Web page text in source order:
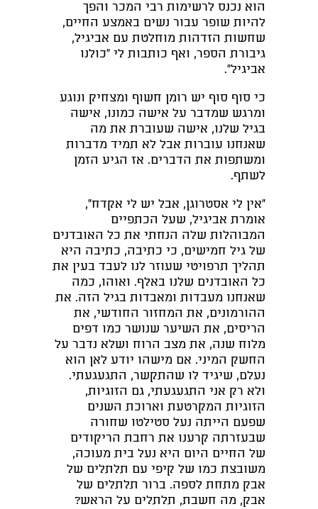
הוא נכנס לרשימות רבי המכר והפך
להיות שופר עבור נשים באמצע החיים,
שחשות הזדהות מוחלטת עם אביגיל,
גיבורת הספר, ואף כותבות לי "כולנו
אביגיל".
כי סוף סוף יש רומן חשוף ומצחיק ונוגע
ומרגש שמדבר על אישה כמונו, אישה
בגיל שלנו, אישה שעוברת את מה
שאנחנו עוברות אבל לא תמיד מדברות
ומשתפות את הדברים. אז הגיע הזמן
לשתף.
"אין לי אסטרוגן, אבל יש לי אקדח",
אומרת אביגיל, שעל הכתפיים
המבוהלות שלה הנחתי את כל האובדנים
של גיל חמישים, כי כתיבה, כתיבה היא
תהליך תרפויטי שעוזר לנו לעבד בעין את
כל האובדנים שלנו באלף. ואוהו, כמה
שאנחנו מעבדות ומאבדות בגיל הזה. את
ההורמונים, את המחזור החודשי, את
הריסים, את השיער שנושר כמו דפים
מלוח שנה, את מצב הרוח ושלא נדבר על
החשק המיני. אם מישהו יודע לאן הוא
נעלם, שיגיד לו שהתקשר, התגעגעתי.
ולא רק אני התגעגעתי, גם הזוגיות,
הזוגיות המקרטעת וארוכת השנים
שפעם הייתה נעל סטילטו שחורה
שבעזרתה קרענו את רחבת הריקודים
של החיים היום היא נעל בית מעוכה,
משובצת כמו של קיפי עם תלתלים של
אבק מתחת לספה. ברור תלתלים של
אבק, מה חשבת, תלתלים על הראש?